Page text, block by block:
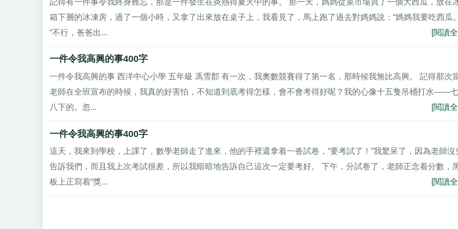
箱下層的冰凍房，過了一個小時，又拿了出來放在桌子上，我看見了，馬上跑了過去對媽媽說：“媽媽我要吃西瓜
“不行，爸爸出...
[閱讀
一件令我高興的事400字
一件令我高興的事 西洋中心小學 五年級 馮雪郡 有一次，我奧數競賽得了第一名，那時候我無比高興。 記得那次
老師在全班宣布的時候，我真的好害怕，不知道到底考得怎樣，會不會考得好呢？我的心像十五隻吊桶打水——
八下的。忽...
[閱讀
一件令我高興的事400字
這天，我來到學校，上課了，數學老師走了進來，他的手裡還拿着一沓試卷，“要考試了！”我驚呆了，因為老師沒
告訴我們，而且我上次考試很差，所以我暗暗地告訴自己這次一定要考好。 下午，分試卷了，老師正念着分數，
板上正寫着“獎...
[閱讀